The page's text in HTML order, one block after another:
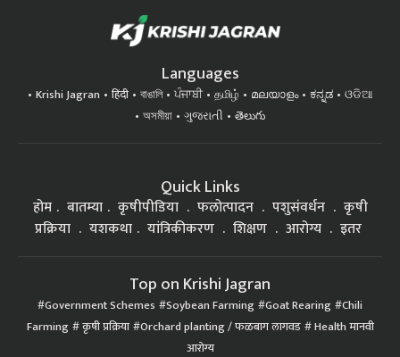
Languages
Krishi Jagran हिंदी বাঙালি ਪੰਜਾਬੀ தமிழ் മലയാളം ಕನ್ನಡ
ଓଡିଆ
অসমীয়া
ગુજરાતી తెలుగు
Quick Links
होम बातम्या कृषीपीडिया फलोत्पादन पशुसंवर्धन
कृषी
प्रक्रिया
यशकथा यांत्रिकीकरण शिक्षण आरोग्य इतर
Top on Krishi Jagran
Government Schemes Soybean Farming Goat Rearing Chili
Farming कृषी प्रक्रिया Orchard planting / फळबाग लागवड Health मानवी
आरोग्य